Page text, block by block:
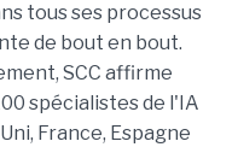
tous ses processus
de bout en bout.
SCC affirme
spécialistes de l'IA
France, Espagne